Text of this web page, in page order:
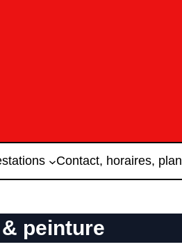
Contact, horaires, plan
peinture